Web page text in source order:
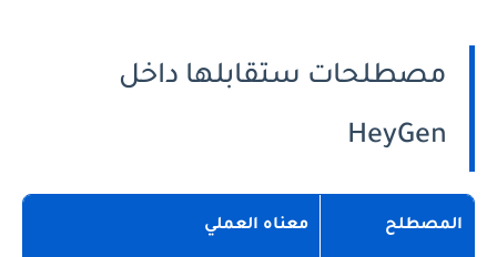
مصطلحات ستقابلها داخل
HeyGen
المصطلح معناه العملي